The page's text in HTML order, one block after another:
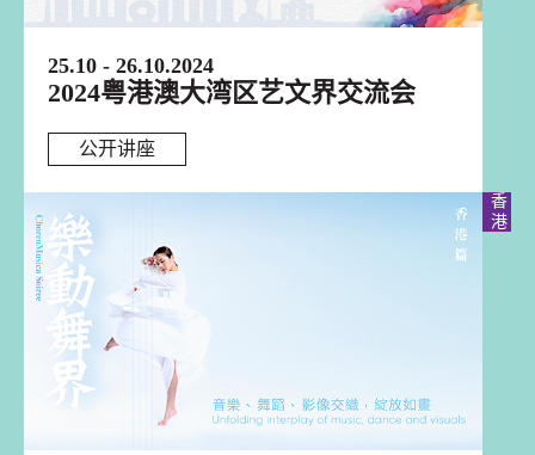
25.10 - 26.10.2024
2024粤港澳大湾区艺文界交流会
公开讲座
香港